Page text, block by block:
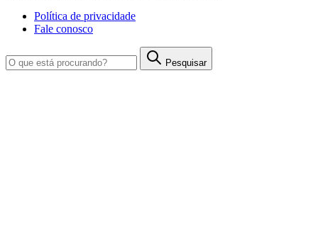
Política de privacidade
Fale conosco
Pesquisar